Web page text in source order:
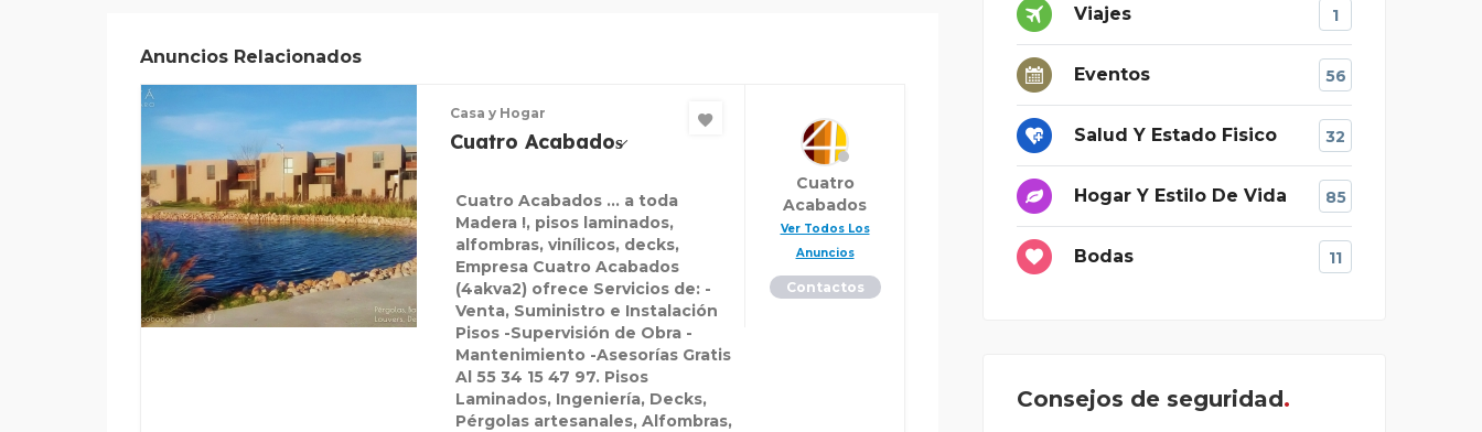
Anuncios Relacionados
Casa y Hogar
Cuatro Acabados̷
Cuatro Acabados ... a toda
Madera !, pisos laminados,
alfombras, vinílicos, decks,
Empresa Cuatro Acabados
(4akva2) ofrece Servicios de: -
Venta, Suministro e Instalación
Pisos -Supervisión de Obra -
Mantenimiento -Asesorías Gratis
Al 55 34 15 47 97. Pisos
Laminados, Ingeniería, Decks,
Pérgolas artesanales, Alfombras,
Cuatro
Acabados
Ver Todos Los
Anuncios
Contactos
Viajes 1
Eventos 56
Salud Y Estado Fisico 32
Hogar Y Estilo De Vida 85
Bodas 11
Consejos de seguridad